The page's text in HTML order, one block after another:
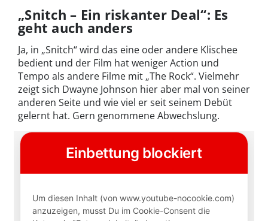
„Snitch – Ein riskanter Deal“: Es
geht auch anders
Ja, in „Snitch“ wird das eine oder andere Klischee
bedient und der Film hat weniger Action und
Tempo als andere Filme mit „The Rock“. Vielmehr
zeigt sich Dwayne Johnson hier aber mal von seiner
anderen Seite und wie viel er seit seinem Debüt
gelernt hat. Gern genommene Abwechslung.